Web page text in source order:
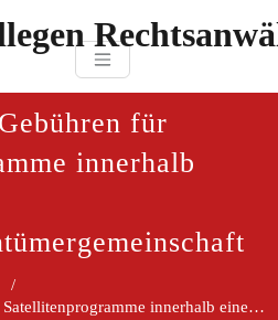
Döhl & Kollegen
für
innerhalb
/
Keine GEMA- Gebühren für Satellitenprogramme innerhalb einer Wohnungseigentümergemeinschaft